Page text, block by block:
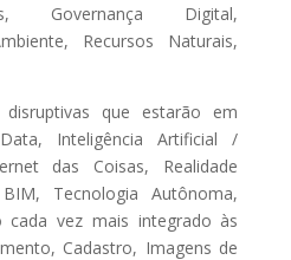
Governança Digital,
Recursos Naturais,
que estarão em
Inteligência Artificial /
das Coisas, Realidade
Tecnologia Autônoma,
vez mais integrado às
Cadastro, Imagens de